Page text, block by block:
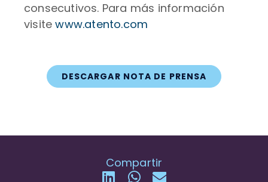
consecutivos. Para más información
visitewww.atento.com
DESCARGAR NOTA DE PRENSA
Compartir